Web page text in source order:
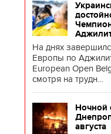
На днях
Европы по
European Open
смотря на трудн...
Ночной
августа